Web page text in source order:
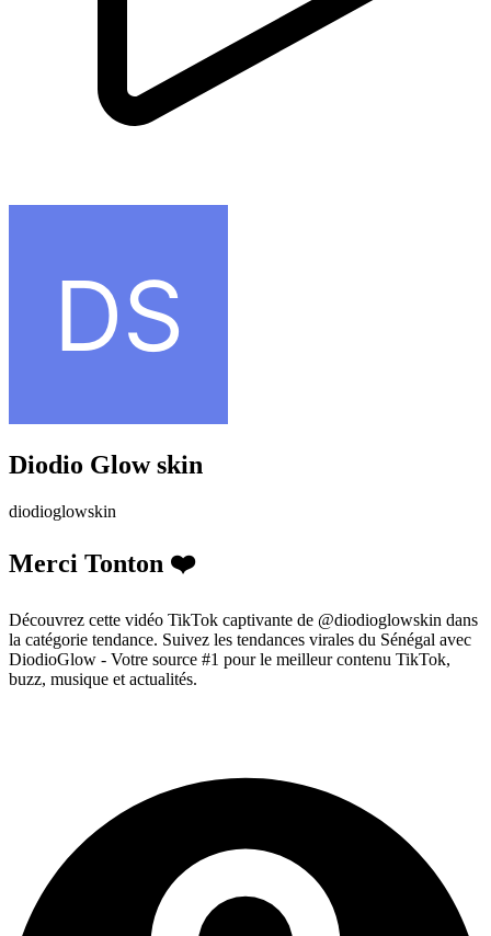
Diodio Glow skin
diodioglowskin
Merci Tonton ❤️
Découvrez cette vidéo TikTok captivante de @diodioglowskin dans
la catégorie tendance. Suivez les tendances virales du Sénégal avec
DiodioGlow - Votre source #1 pour le meilleur contenu TikTok,
buzz, musique et actualités.